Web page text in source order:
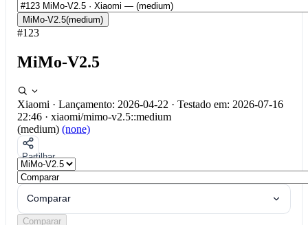
MiMo-V2.5(medium)
#123
MiMo-V2.5
Xiaomi · Lançamento: 2026-04-22 · Testado em: 2026-07-16
22:46 · xiaomi/mimo-v2.5::medium
(medium) (none)
Partilhar
Comparar
Comparar